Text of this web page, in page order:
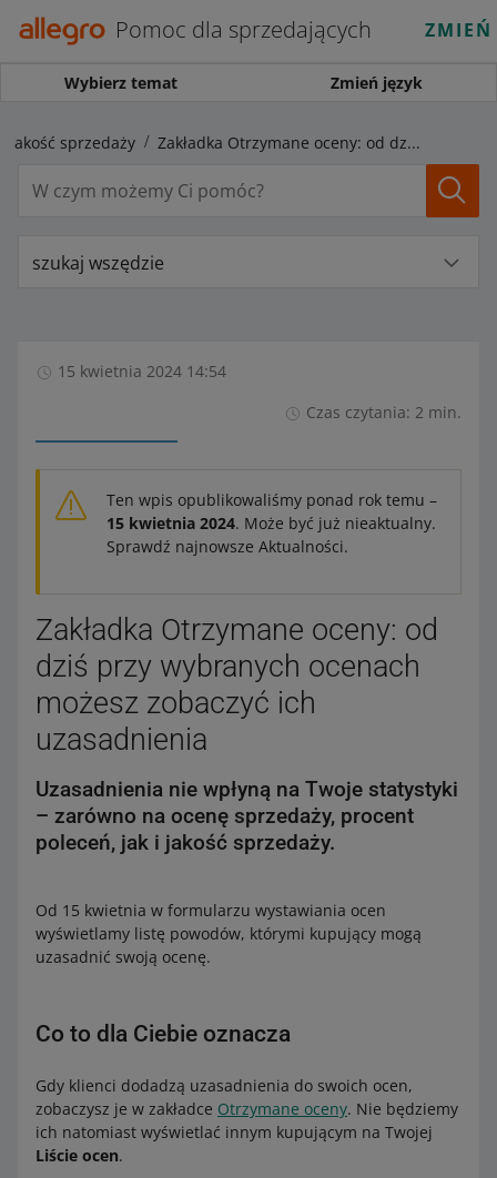
Pomoc dla sprzedających
Wybierz temat Zmień język
Jakość sprzedaży Zakładka Otrzymane oceny: od dziś przy wybranych ocenach możesz zobaczyć ich uzasadnienia
szukaj wszędzie
15 kwietnia 2024 14:54
Czas czytania: 2 min.
Ten wpis opublikowaliśmy ponad rok temu –
15 kwietnia 2024. Może być już nieaktualny.
Sprawdź najnowsze Aktualności.
Zakładka Otrzymane oceny: od
dziś przy wybranych ocenach
możesz zobaczyć ich
uzasadnienia
Uzasadnienia nie wpłyną na Twoje statystyki
– zarówno na ocenę sprzedaży, procent
poleceń, jak i jakość sprzedaży.
Od 15 kwietnia w formularzu wystawiania ocen
wyświetlamy listę powodów, którymi kupujący mogą
uzasadnić swoją ocenę.
Co to dla Ciebie oznacza
Gdy klienci dodadzą uzasadnienia do swoich ocen,
zobaczysz je w zakładce Otrzymane oceny. Nie będziemy
ich natomiast wyświetlać innym kupującym na Twojej
Liście ocen.